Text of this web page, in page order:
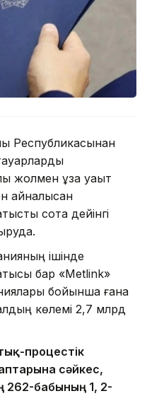
Республикасынан
жолмен ұзақ уақыт
айналысқан
сотқа дейінгі
ішінде
бар «Metlink»
бойынша ғана
көлемі 2,7 млрд
процестік
сәйкес,
262-бабының 1, 2-